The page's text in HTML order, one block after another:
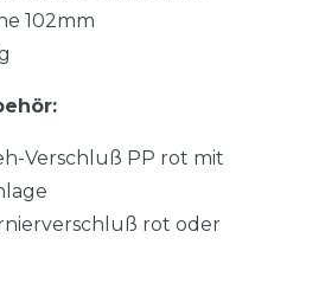
102mm
Verschluß PP rot mit
rot oder